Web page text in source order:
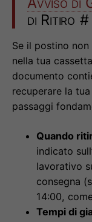
di Ritiro #
Se il postino
nella tua
documento
recuperare la
passaggi
Quando
indicato
lavorativo
consegna
14:00,
Tempi di